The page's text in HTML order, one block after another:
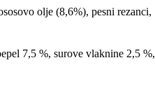
olje (8,6%), pesni rezanci,
7,5 %, surove vlaknine 2,5 %,